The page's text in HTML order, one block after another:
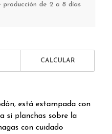
producción de 2 a 8 días
CALCULAR
está estampada con
si planchas sobre la
con cuidado